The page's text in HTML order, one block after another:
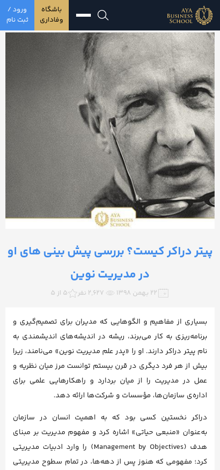
باشگاه
وفاداری
ورود /
ثبت نام
پیتر دراکر کیست؟ بررسی پیش بینی های او
در مدیریت نوین
۲۲ بهمن ۱۳۹۸ 2,627 نفر 5 از 5
بسیاری از مفاهیم و الگوهایی که مدیران برای تصمیم‌گیری و
برنامه‌ریزی به کار می‌برند، ریشه در اندیشه‌های اندیشمندی به
نام پیتر دراکر دارند. او را «پدر علم مدیریت نوین» می‌نامند، زیرا
بیش از هر فرد دیگری در قرن بیستم توانست مرز میان نظریه و
عمل در مدیریت را از میان بردارد و راهکارهایی علمی برای
اداره‌ی سازمان‌ها، مؤسسات و شرکت‌ها ارائه دهد.
دراکر نخستین کسی بود که به اهمیت انسان در سازمان
به‌عنوان «منبعی حیاتی» اشاره کرد و مفهوم مدیریت بر مبنای
هدف (Management by Objectives) را وارد ادبیات مدیریتی
کرد؛ مفهومی که هنوز پس از دهه‌ها، در تمام سطوح مدیریتی